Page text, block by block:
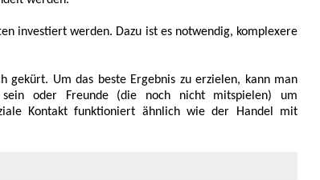
investiert werden. Dazu ist es notwendig, komplexere
gekürt. Um das beste Ergebnis zu er­zielen, kann man
oder Freunde (die noch nicht mit­spielen) um
Kontakt funktio­niert ähnlich wie der Handel mit